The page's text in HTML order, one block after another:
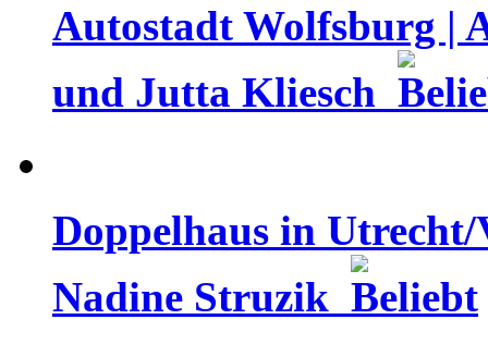
Autostadt Wolfsburg |
und Jutta Kliesch
Doppelhaus in
Nadine Struzik